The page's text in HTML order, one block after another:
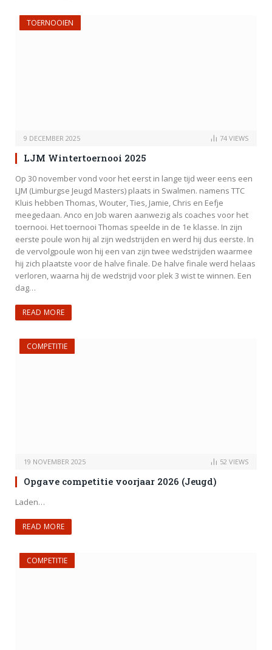
TOERNOOIEN
9 DECEMBER 2025 74 VIEWS
LJM Wintertoernooi 2025
Op 30 november vond voor het eerst in lange tijd weer eens een
LJM (Limburgse Jeugd Masters) plaats in Swalmen. namens TTC
Kluis hebben Thomas, Wouter, Ties, Jamie, Chris en Eefje
meegedaan. Anco en Job waren aanwezig als coaches voor het
toernooi. Het toernooi Thomas speelde in de 1e klasse. In zijn
eerste poule won hij al zijn wedstrijden en werd hij dus eerste. In
de vervolgpoule won hij een van zijn twee wedstrijden waarmee
hij zich plaatste voor de halve finale. De halve finale werd helaas
verloren, waarna hij de wedstrijd voor plek 3 wist te winnen. Een
dag…
READ MORE
COMPETITIE
19 NOVEMBER 2025 52 VIEWS
Opgave competitie voorjaar 2026 (Jeugd)
Laden…
READ MORE
COMPETITIE